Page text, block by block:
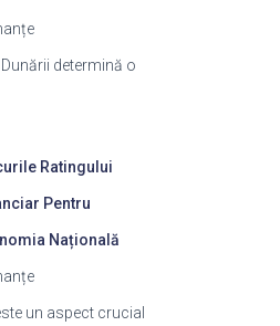
determină o
Ratingului
Pentru
Națională
un aspect crucial